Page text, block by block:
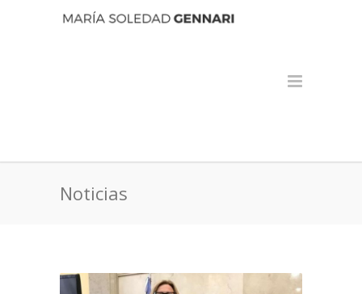
Noticias